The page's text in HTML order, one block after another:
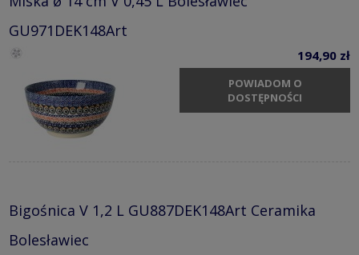
GU971DEK148Art
194,90 zł
POWIADOM O
DOSTĘPNOŚCI
Bigośnica V 1,2 L GU887DEK148Art Ceramika
Bolesławiec